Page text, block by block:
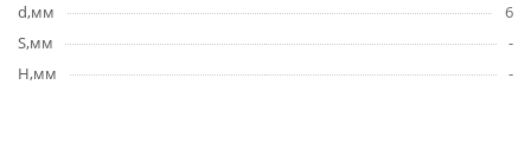
d,мм
6
S,мм
-
H,мм
-